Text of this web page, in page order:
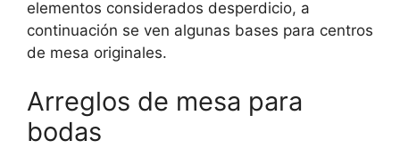
elementos considerados desperdicio, a
continuación se ven algunas bases para centros
de mesa originales.
Arreglos de mesa para
bodas